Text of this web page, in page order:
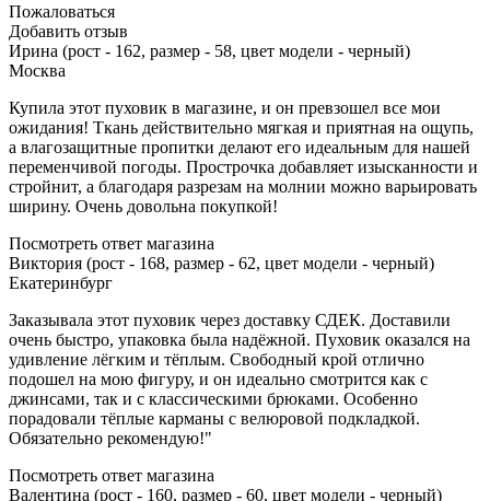
Пожаловаться
Добавить отзыв
Ирина (рост - 162, размер - 58, цвет модели - черный)
Москва
Купила этот пуховик в магазине, и он превзошел все мои
ожидания! Ткань действительно мягкая и приятная на ощупь,
а влагозащитные пропитки делают его идеальным для нашей
переменчивой погоды. Прострочка добавляет изысканности и
стройнит, а благодаря разрезам на молнии можно варьировать
ширину. Очень довольна покупкой!
Посмотреть ответ магазина
Виктория (рост - 168, размер - 62, цвет модели - черный)
Екатеринбург
Заказывала этот пуховик через доставку СДЕК. Доставили
очень быстро, упаковка была надёжной. Пуховик оказался на
удивление лёгким и тёплым. Свободный крой отлично
подошел на мою фигуру, и он идеально смотрится как с
джинсами, так и с классическими брюками. Особенно
порадовали тёплые карманы с велюровой подкладкой.
Обязательно рекомендую!"
Посмотреть ответ магазина
Валентина (рост - 160, размер - 60, цвет модели - черный)